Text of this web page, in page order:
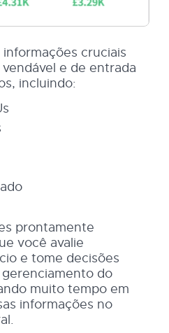
cruciais
e de entrada
incluindo:
prontamente
você avalie
e tome decisões
do
muito tempo em
informações no